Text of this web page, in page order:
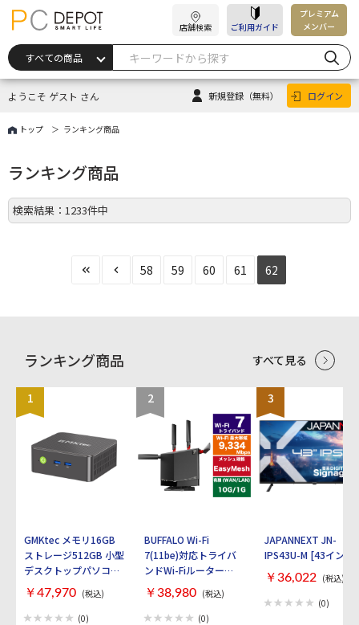
店舗検索 ご利用ガイド
プレミアム
メンバー
ようこそ ゲスト さん 新規登録 （無料） ログイン
トップ ランキング商品
ランキング商品
検索結果：1233件中
58 59 60 61 62
ランキング商品 すべて見る
1
GMKtec メモリ16GB
ストレージ512GB 小型
デスクトップパソコン
GMKtec NucBox G3S
GMK-G3S-16/512-
W11PRO(N95)
￥47,970 (税込)
(0)
2
BUFFALO Wi-Fi
7(11be)対応トライバ
ンドWi-Fiルーター
AirStation
WXR9300BE6P [ブラ
ック]
￥38,980 (税込)
(0)
3
JAPANNEXT JN-
IPS43U-M [43インチ]
￥36,022 (税込)
(0)